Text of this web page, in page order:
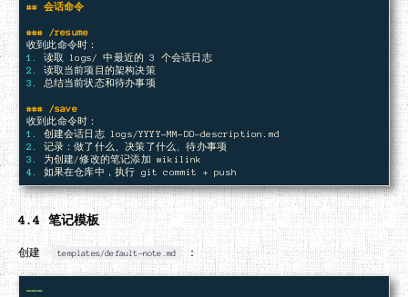
## 会话命令
### /resume
1.
读取 logs/ 中最近的 3 个会话日志
2.
读取当前项目的架构决策
3.
总结当前状态和待办事项
### /save
1.
2.
3.
4.
4.4 笔记模板
创建 templates/default-note.md ：
---